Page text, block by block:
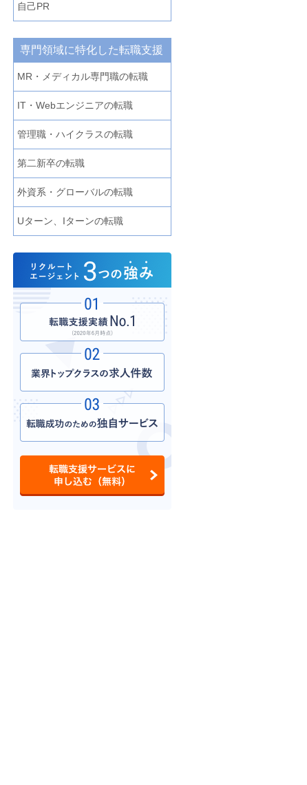
自己PR
専門領域に特化した転職支援
MR・メディカル専門職の転職
IT・Webエンジニアの転職
管理職・ハイクラスの転職
第二新卒の転職
外資系・グローバルの転職
Uターン、Iターンの転職